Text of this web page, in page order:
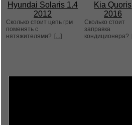
Hyundai Solaris 1.4
2012
Сколько стоит цепь грм
поменять с
нятяжителями? [...]
Kia Quoris
2016
Сколько стоит
заправка
кондиционера?